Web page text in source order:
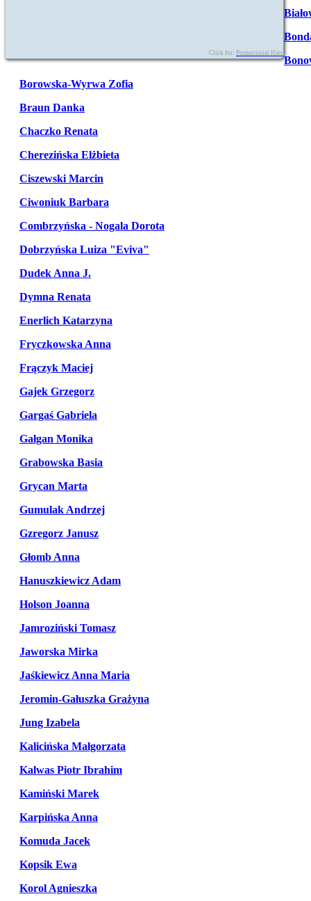
Click for: Promotional Hats
Borowska-Wyrwa Zofia
Braun Danka
Chaczko Renata
Cherezińska Elżbieta
Ciszewski Marcin
Ciwoniuk Barbara
Combrzyńska - Nogala Dorota
Dobrzyńska Luiza "Eviva"
Dudek Anna J.
Dymna Renata
Enerlich Katarzyna
Fryczkowska Anna
Frączyk Maciej
Gajek Grzegorz
Gargaś Gabriela
Gałgan Monika
Grabowska Basia
Grycan Marta
Gumulak Andrzej
Gzregorz Janusz
Głomb Anna
Hanuszkiewicz Adam
Holson Joanna
Jamroziński Tomasz
Jaworska Mirka
Jaśkiewicz Anna Maria
Jeromin-Gałuszka Grażyna
Jung Izabela
Kalicińska Małgorzata
Kalwas Piotr Ibrahim
Kamiński Marek
Karpińska Anna
Komuda Jacek
Kopsik Ewa
Korol Agnieszka